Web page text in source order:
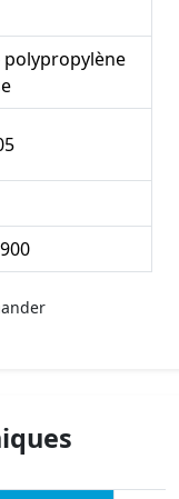
polypropylène